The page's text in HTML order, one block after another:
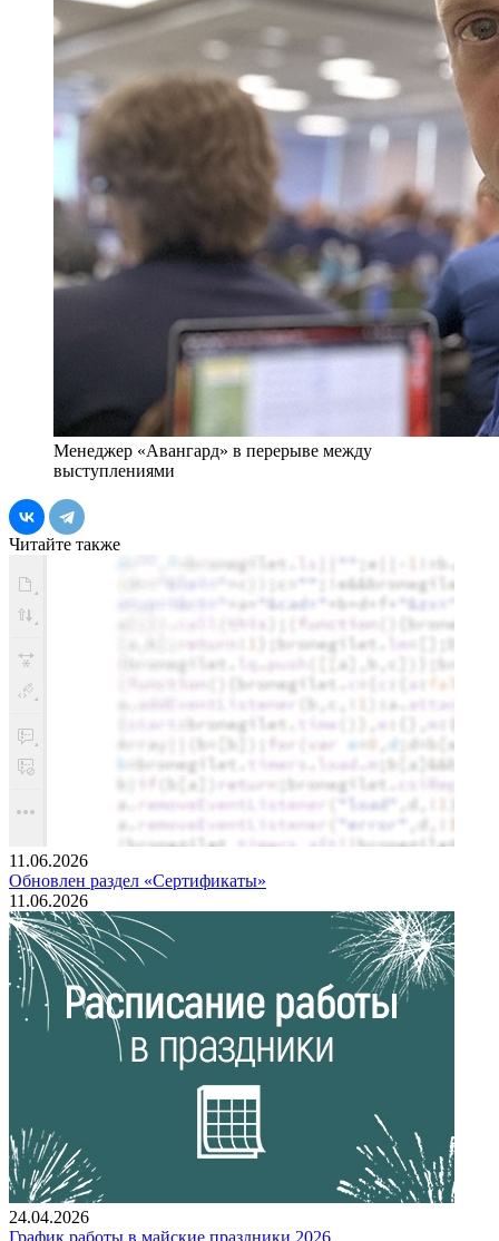
Менеджер «Авангард» в перерыве между
выступлениями
Читайте также
11.06.2026
Обновлен раздел «Сертификаты»
11.06.2026
24.04.2026